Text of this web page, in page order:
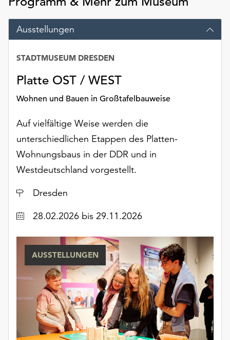
werden
auch
Ihr
Einverständnis
weiterhin
ausgeführt.
Möchten
Sie
die
verwendeten
Cookies
anpassen,
erreichen
Sie
die
Einstellungen
über
Schaltfläche
„Auswählen“.
Weitere
Informationen
Ausstellungen
Platte OST / WEST
Wohnen und Bauen in Großtafelbauweise
STADTMUSEUM DRESDEN
Auf vielfältige Weise werden die
unterschiedlichen Etappen des Platten-
Wohnungsbaus in der DDR und in
Westdeutschland vorgestellt.
Ort
Dresden
Datum28.02.2026 bis 29.11.2026
AUSSTELLUNGEN